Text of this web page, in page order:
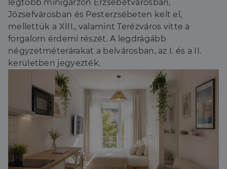
legtöbb minigarzon Erzsébetvárosban,
Józsefvárosban és Pesterzsébeten kelt el,
mellettük a XIII., valamint Terézváros vitte a
forgalom érdemi részét. A legdrágább
négyzetméterárakat a belvárosban, az I. és a II.
kerületben jegyezték.